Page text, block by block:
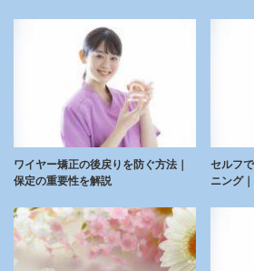
ワイヤー矯正の後戻りを防ぐ方法｜
保定の重要性を解説
セルフ
ニング